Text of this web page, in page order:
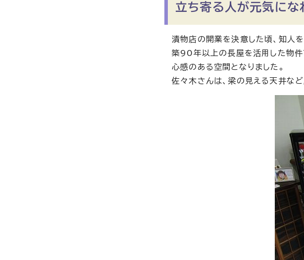
立ち寄る人が元気にな
漬物店の開業を決意した頃、知人
築90年以上の長屋を活用した物件
心感のある空間となりました。
佐々木さんは、梁の見える天井な